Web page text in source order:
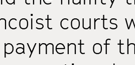
courts
of